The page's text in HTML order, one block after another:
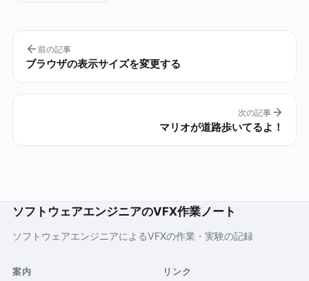
前の記事
ブラウザの表示サイズを変更する
次の記事
マリオが道路歩いてるよ！
ソフトウェアエンジニアのVFX作業ノート
ソフトウェアエンジニアによるVFXの作業・実験の記録
案内 リンク